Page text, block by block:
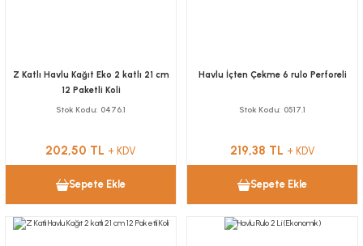
Z Katlı Havlu Kağıt Eko 2 katlı 21 cm
12 Paketli Koli
Stok Kodu 0476.1
202,50 TL + KDV
Sepete Ekle
Havlu İçten Çekme 6 rulo Perforeli
Stok Kodu 0517.1
219,38 TL + KDV
Sepete Ekle